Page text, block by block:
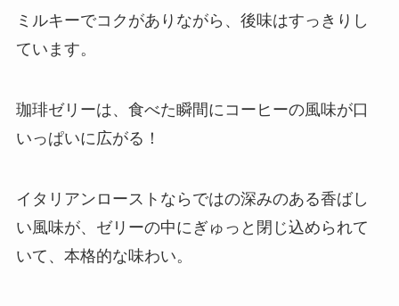
ミルキーでコクがありながら、後味はすっきりし
ています。
珈琲ゼリーは、食べた瞬間にコーヒーの風味が口
いっぱいに広がる！
イタリアンローストならではの深みのある香ばし
い風味が、ゼリーの中にぎゅっと閉じ込められて
いて、本格的な味わい。